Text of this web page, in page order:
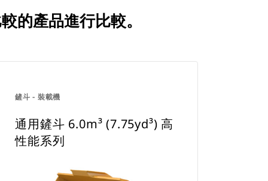
的產品進行比較。
鏟斗 - 裝載機
通用鏟斗 6.0m³ (7.75yd³) 高
性能系列